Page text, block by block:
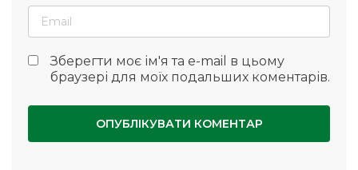
Зберегти моє ім'я та e-mail в цьому
браузері для моїх подальших коментарів.